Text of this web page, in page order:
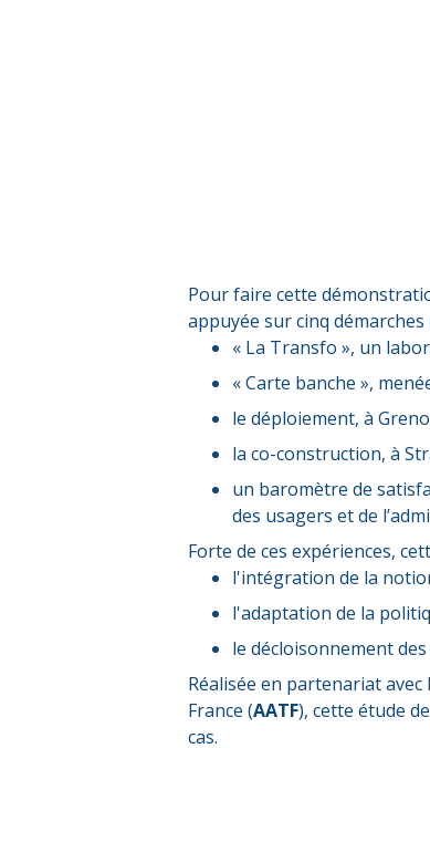
Pour faire cette
appuyée sur cinq
« La Transfo », un
« Carte banche »,
le déploiement, à
la co-construction, à
un baromètre de
des usagers et de
Forte de ces expériences,
l'intégration de la
l'adaptation de la
le décloisonnement
Réalisée en partenariat
France (AATF), cette étude de
cas.